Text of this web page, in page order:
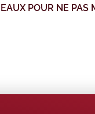
POUR NE